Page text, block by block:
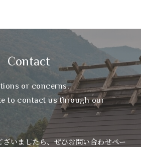
Contact
or concerns,
to contact us through our
いましたら、ぜひお問い合わせペー